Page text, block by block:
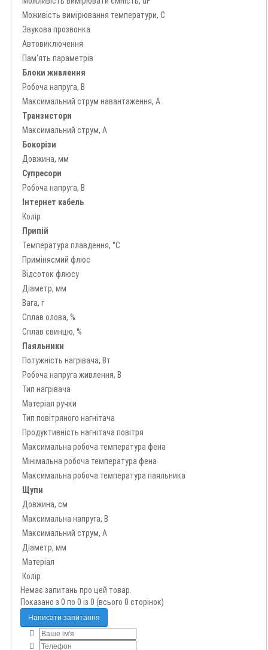
Моживість вимірювання температури, С
Звукова прозвонка
Автовиключення
Пам'ять параметрів
Блоки живлення
Робоча напруга, В
Максимальний струм навантаження, А
Транзистори
Максимальний струм, А
Бокорізи
Довжина, мм
Супресори
Робоча напруга, В
Інтернет кабель
Колір
Припій
Температура плавдення, °C
Приміняємий флюс
Відсоток флюсу
Діаметр, мм
Вага, г
Сплав олова, %
Сплав свинцю, %
Паяльники
Потужність нагрівача, Вт
Робоча напруга живлення, В
Тип нагрівача
Матеріал ручки
Тип повітряного нагнітача
Продуктивність нагнітача повітря
Максимальна робоча температура фена
Мінімальна робоча температура фена
Максимальна робоча температура паяльника
Щупи
Довжина, см
Максимальна напруга, В
Максимальний струм, А
Діаметр, мм
Матеріал
Колір
Немає запитань про цей товар.
Показано з 0 по 0 із 0 (всього 0 сторінок)
Написати запитання